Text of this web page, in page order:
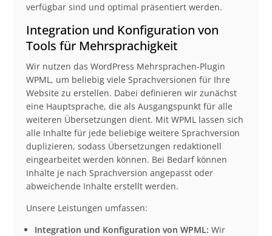
verfügbar sind und optimal präsentiert werden.
Integration und Konfiguration von
Tools für Mehrsprachigkeit
Wir nutzen das WordPress Mehrsprachen-Plugin
WPML, um beliebig viele Sprachversionen für Ihre
Website zu erstellen. Dabei definieren wir zunächst
eine Hauptsprache, die als Ausgangspunkt für alle
weiteren Übersetzungen dient. Mit WPML lassen sich
alle Inhalte für jede beliebige weitere Sprachversion
duplizieren, sodass Übersetzungen redaktionell
eingearbeitet werden können. Bei Bedarf können
Inhalte je nach Sprachversion angepasst oder
abweichende Inhalte erstellt werden.
Unsere Leistungen umfassen:
Integration und Konfiguration von WPML: Wir